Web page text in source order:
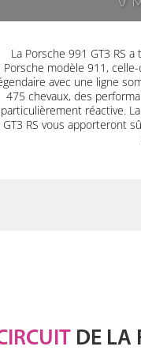
V
La Porsche 991 GT3 RS
Porsche modèle 911,
avec une ligne
475 chevaux, des
particulièrement réactive.
GT3 RS vous apporteront
DE LA